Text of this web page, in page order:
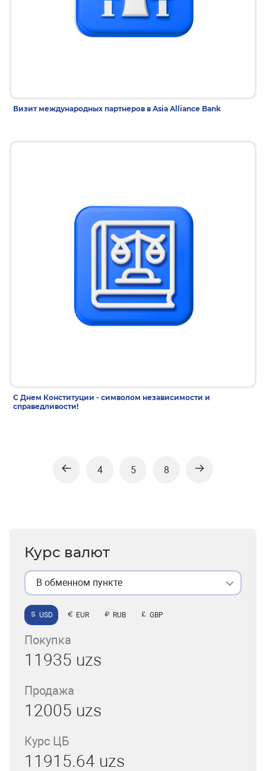
Визит международных партнеров в Asia Alliance Bank
С Днем Конституции - символом независимости и
справедливости!
4 5 8
Курс валют
В обменном пункте
USD EUR RUB GBP
Покупка
11935 uzs
Продажа
12005 uzs
Курс ЦБ
11915.64 uzs